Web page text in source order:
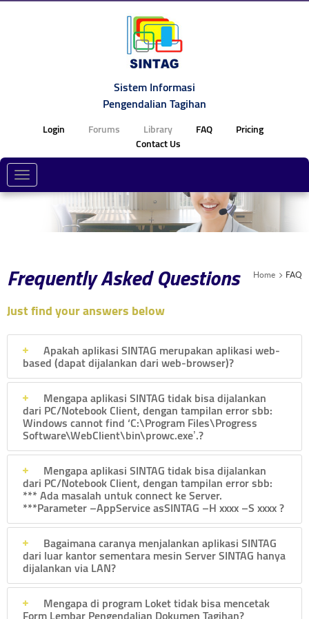
Sistem Informasi
Pengendalian Tagihan
Login Forums Library FAQ
Pricing
Contact Us
Toggle
navigation
Frequently Asked Questions Home FAQ
Just find your answers below
Apakah aplikasi SINTAG merupakan aplikasi web-
based (dapat dijalankan dari web-browser)?
Mengapa aplikasi SINTAG tidak bisa dijalankan
dari PC/Notebook Client, dengan tampilan error sbb:
Windows cannot find ‘C:\Program Files\Progress
Software\WebClient\bin\prowc.exe’.?
Mengapa aplikasi SINTAG tidak bisa dijalankan
dari PC/Notebook Client, dengan tampilan error sbb:
*** Ada masalah untuk connect ke Server.
***Parameter –AppService asSINTAG –H xxxx –S xxxx ?
Bagaimana caranya menjalankan aplikasi SINTAG
dari luar kantor sementara mesin Server SINTAG hanya
dijalankan via LAN?
Mengapa di program Loket tidak bisa mencetak